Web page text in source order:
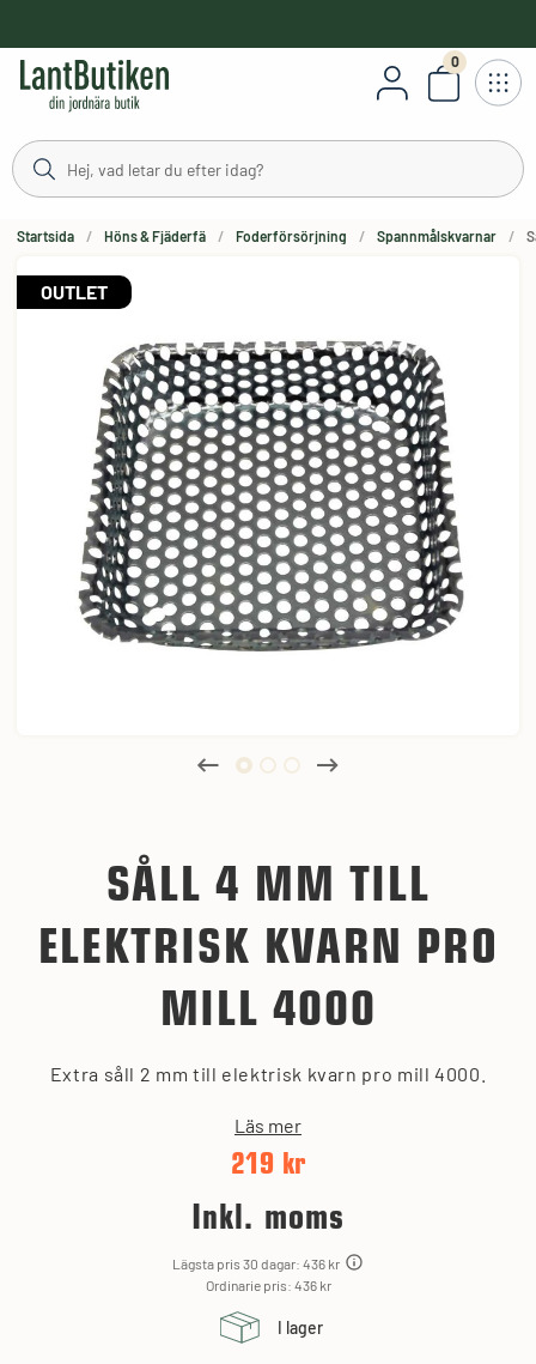
0
Antal
Startsida Höns & Fjäderfä Foderförsörjning Spannmålskvarnar
OUTLET
SÅLL 4 MM TILL
ELEKTRISK KVARN PRO
MILL 4000
Extra såll 2 mm till elektrisk kvarn pro mill 4000.
Läs mer
219 kr
Inkl. moms
Lägsta pris 30 dagar: 436 kr
Ordinarie pris: 436 kr
I lager